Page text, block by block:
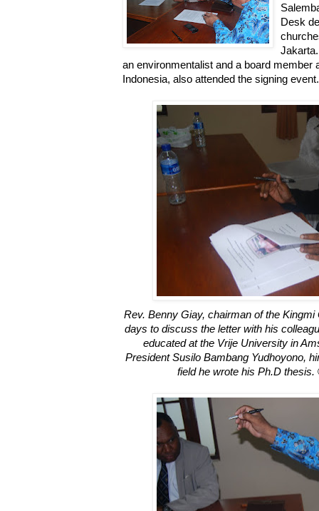
Desk
an environmentalist and a board member
Indonesia, also attended the signing event.
Rev. Benny Giay, chairman of the
days to discuss the letter with his
educated at the Vrije University in
President Susilo Bambang Yudhoyono,
field he wrote his Ph.D thesis.